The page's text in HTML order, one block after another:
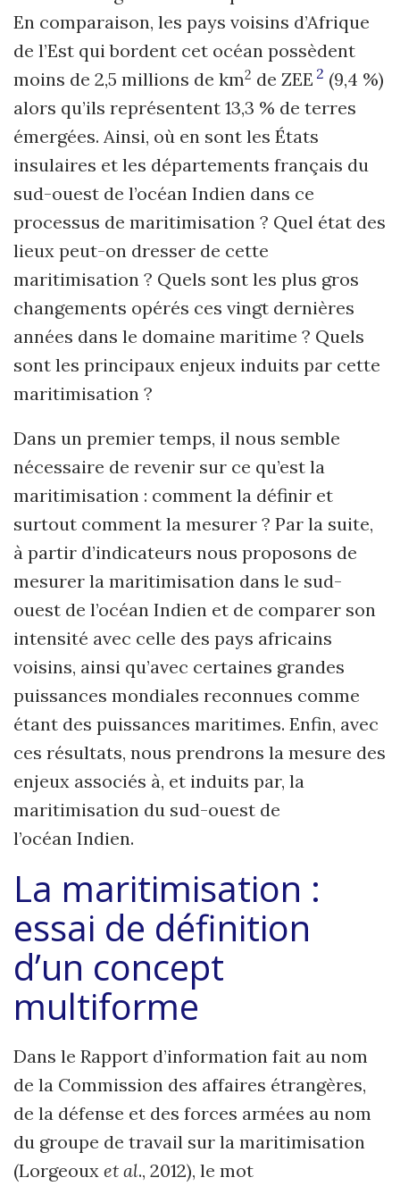
En comparaison, les pays voisins d’Afrique
de l’Est qui bordent cet océan possèdent
moins de 2,5 millions de km2 de ZEE 2 (9,4 %)
alors qu’ils représentent 13,3 % de terres
émergées. Ainsi, où en sont les États
insulaires et les départements français du
sud-ouest de l’océan Indien dans ce
processus de maritimisation ? Quel état des
lieux peut-on dresser de cette
maritimisation ? Quels sont les plus gros
changements opérés ces vingt dernières
années dans le domaine maritime ? Quels
sont les principaux enjeux induits par cette
maritimisation ?
Dans un premier temps, il nous semble
nécessaire de revenir sur ce qu’est la
maritimisation : comment la définir et
surtout comment la mesurer ? Par la suite,
à partir d’indicateurs nous proposons de
mesurer la maritimisation dans le sud-
ouest de l’océan Indien et de comparer son
intensité avec celle des pays africains
voisins, ainsi qu’avec certaines grandes
puissances mondiales reconnues comme
étant des puissances maritimes. Enfin, avec
ces résultats, nous prendrons la mesure des
enjeux associés à, et induits par, la
maritimisation du sud-ouest de
l’océan Indien.
La maritimisation :
essai de définition
d’un concept
multiforme
Dans le Rapport d’information fait au nom
de la Commission des affaires étrangères,
de la défense et des forces armées au nom
du groupe de travail sur la maritimisation
(Lorgeoux et al., 2012), le mot